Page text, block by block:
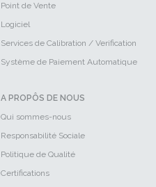
Point de Vente
Logiciel
Services de Calibration / Verification
Système de Paiement Automatique
A PROPÔS DE NOUS
Qui sommes-nous
Responsabilité Sociale
Politique de Qualité
Certifications